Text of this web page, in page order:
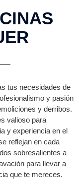
tus necesidades de
y pasión
y derribos.
valioso para
y experiencia en el
reflejan en cada
sobresalientes a
para llevar a
que te mereces.